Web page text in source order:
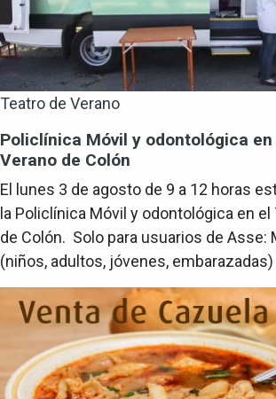
Teatro de Verano
Policlínica Móvil y odontológica
Verano de Colón
El lunes 3 de agosto de 9 a 12 horas
la Policlínica Móvil y odontológica en el
de Colón. Solo para usuarios de Asse:
(niños, adultos, jóvenes, embarazadas)